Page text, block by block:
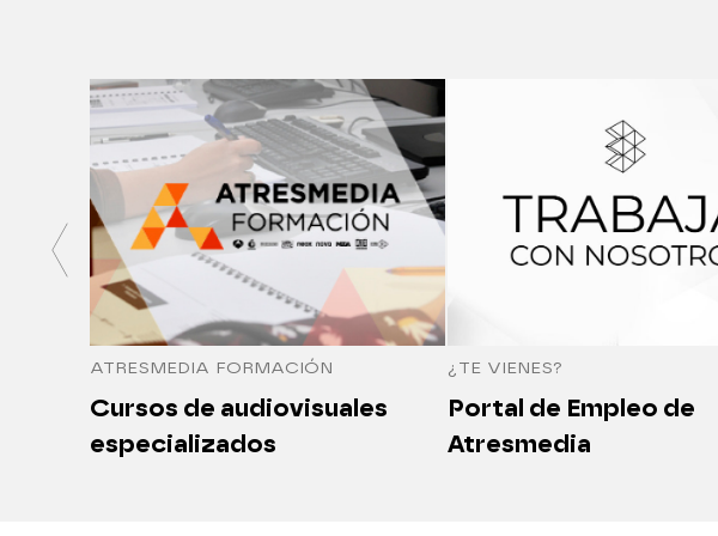
ATRESMEDIA FORMACIÓN
Cursos de audiovisuales
especializados
¿TE VIENES?
Portal de Empleo de
Atresmedia